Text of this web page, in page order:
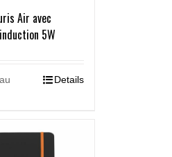
Air avec
5W
Details